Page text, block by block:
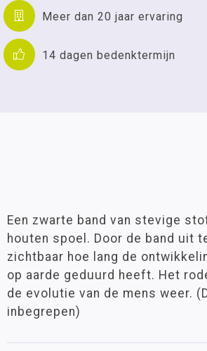
Meer dan 20 jaar ervaring
14 dagen bedenktermijn
Een zwarte band van stevige
houten spoel. Door de band uit
zichtbaar hoe lang de
op aarde geduurd heeft. Het
de evolutie van de mens weer.
inbegrepen)